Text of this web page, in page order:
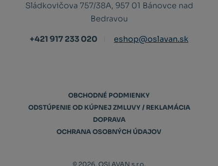
Sládkovičova 757/38A, 957 01 Bánovce nad
Bedravou
+421 917 233 020
eshop@oslavan.sk
OBCHODNÉ PODMIENKY
ODSTÚPENIE OD KÚPNEJ ZMLUVY / REKLAMÁCIA
DOPRAVA
OCHRANA OSOBNÝCH ÚDAJOV
© 2026, OSLAVAN s.r.o.